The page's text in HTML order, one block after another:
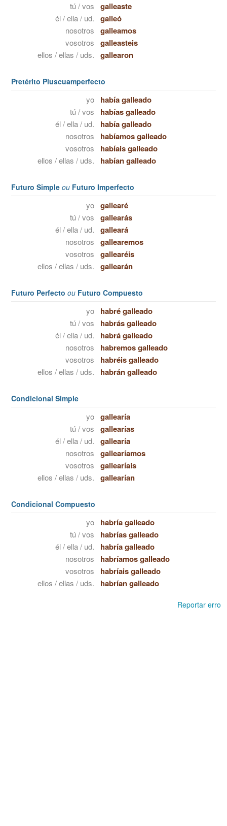
tú / vos galleaste
él / ella / ud. galleó
nosotros galleamos
vosotros galleasteis
ellos / ellas / uds. gallearon
Pretérito Pluscuamperfecto
yo había galleado
tú / vos habías galleado
él / ella / ud. había galleado
nosotros habíamos galleado
vosotros habíais galleado
ellos / ellas / uds. habían galleado
Futuro Simple ou Futuro Imperfecto
yo gallearé
tú / vos gallearás
él / ella / ud. galleará
nosotros gallearemos
vosotros gallearéis
ellos / ellas / uds. gallearán
Futuro Perfecto ou Futuro Compuesto
yo habré galleado
tú / vos habrás galleado
él / ella / ud. habrá galleado
nosotros habremos galleado
vosotros habréis galleado
ellos / ellas / uds. habrán galleado
Condicional Simple
yo gallearía
tú / vos gallearías
él / ella / ud. gallearía
nosotros gallearíamos
vosotros gallearíais
ellos / ellas / uds. gallearían
Condicional Compuesto
yo habría galleado
tú / vos habrías galleado
él / ella / ud. habría galleado
nosotros habríamos galleado
vosotros habríais galleado
ellos / ellas / uds. habrían galleado
Reportar erro